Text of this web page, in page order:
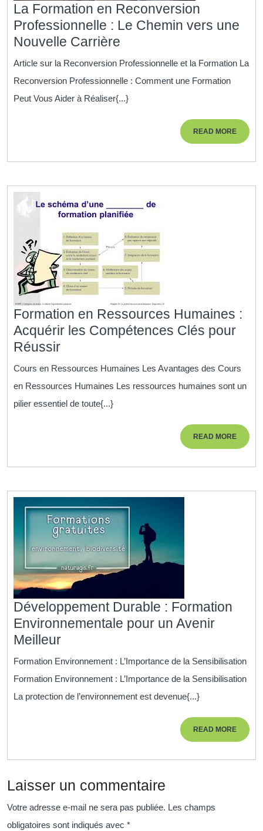
La Formation en Reconversion
Professionnelle : Le Chemin vers une
Nouvelle Carrière
Formation
en
Professionnelle
une
Nouvelle
Carrière
Article sur la Reconversion Professionnelle et la Formation La
Reconversion Professionnelle : Comment une Formation
Peut Vous Aider à Réaliser{...}
READ MOREREAD
MORE
Formation en Ressources Humaines :
Acquérir les Compétences Clés pour
RéussirFormation
Ressources
:
pour
Réussir
Cours en Ressources Humaines Les Avantages des Cours
en Ressources Humaines Les ressources humaines sont un
pilier essentiel de toute{...}
READ MOREREAD
MORE
Développement Durable : Formation
Environnementale pour un Avenir
MeilleurDéveloppement
Durable
Environnementale
Formation Environnement : L’Importance de la Sensibilisation
Formation Environnement : L’Importance de la Sensibilisation
La protection de l’environnement est devenue{...}
READ MOREREAD
MORE
Laisser un commentaire
Votre adresse e-mail ne sera pas publiée. Les champs
obligatoires sont indiqués avec *